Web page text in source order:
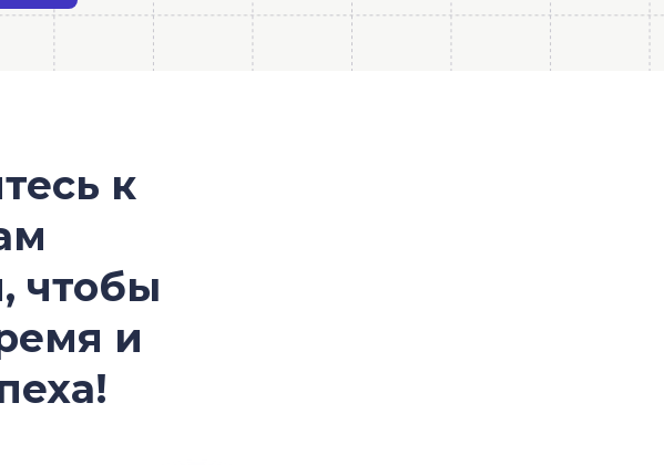
к
чтобы
и